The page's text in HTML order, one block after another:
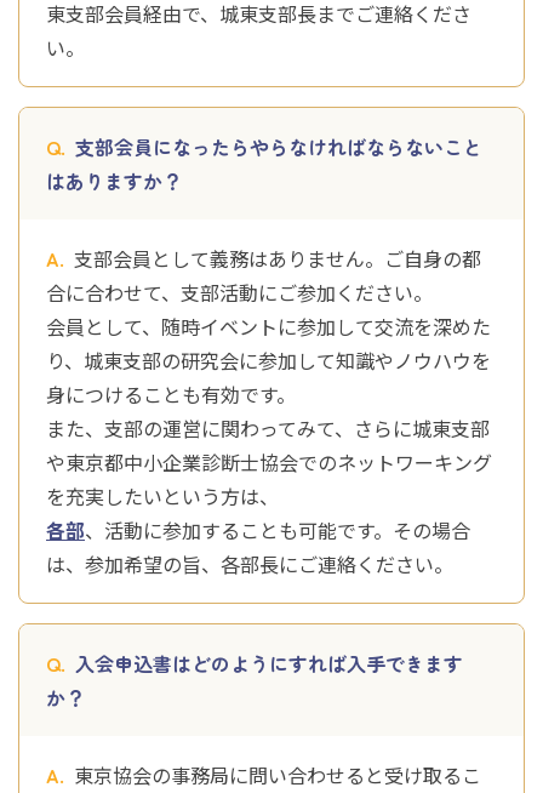
東支部会員経由で、城東支部長までご連絡くださ
い。
支部会員になったらやらなければならないこと
はありますか？
支部会員として義務はありません。ご自身の都
合に合わせて、支部活動にご参加ください。
会員として、随時イベントに参加して交流を深めた
り、城東支部の研究会に参加して知識やノウハウを
身につけることも有効です。
また、支部の運営に関わってみて、さらに城東支部
や東京都中小企業診断士協会でのネットワーキング
を充実したいという方は、
各部、活動に参加することも可能です。その場合
は、参加希望の旨、各部長にご連絡ください。
入会申込書はどのようにすれば入手できます
か？
東京協会の事務局に問い合わせると受け取るこ